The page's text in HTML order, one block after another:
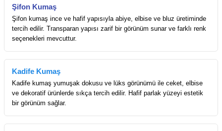
Şifon Kumaş
Şifon kumaş ince ve hafif yapısıyla abiye, elbise ve bluz üretiminde
tercih edilir. Transparan yapısı zarif bir görünüm sunar ve farklı renk
seçenekleri mevcuttur.
Kadife Kumaş
Kadife kumaş yumuşak dokusu ve lüks görünümü ile ceket, elbise
ve dekoratif ürünlerde sıkça tercih edilir. Hafif parlak yüzeyi estetik
bir görünüm sağlar.